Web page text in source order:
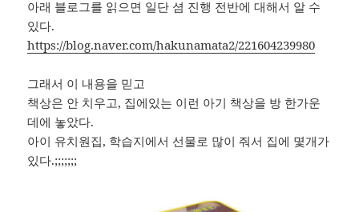
아래 블로그를 읽으면 일단 셤 진행 전반에 대해서 알 수
있다.
https://blog.naver.com/hakunamata2/221604239980
그래서 이 내용을 믿고
책상은 안 치우고, 집에있는 이런 아기 책상을 방 한가운
데에 놓았다.
아이 유치원집, 학습지에서 선물로 많이 줘서 집에 몇개가
있다.;;;;;;;